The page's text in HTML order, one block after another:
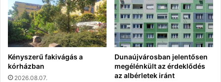
Kényszerű fakivágás a
kórházban
2026.08.07.
Dunaújvárosban jelentősen
megélénkült az érdeklődés
az albérletek iránt